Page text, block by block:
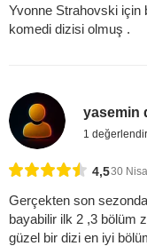
Yvonne Strahovski için
komedi dizisi olmuş .
yasemin
1
4,530
Gerçekten son
bayabilir ilk 2 ,3 bölüm
güzel bir dizi en iyi